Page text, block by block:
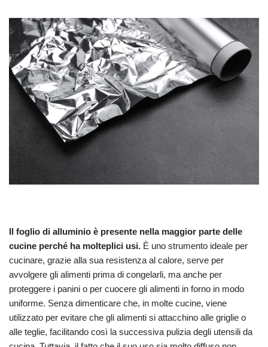
Il foglio di alluminio è presente nella maggior parte delle
cucine perché ha molteplici usi. È uno strumento ideale per
cucinare, grazie alla sua resistenza al calore, serve per
avvolgere gli alimenti prima di congelarli, ma anche per
proteggere i panini o per cuocere gli alimenti in forno in modo
uniforme. Senza dimenticare che, in molte cucine, viene
utilizzato per evitare che gli alimenti si attacchino alle griglie o
alle teglie, facilitando così la successiva pulizia degli utensili da